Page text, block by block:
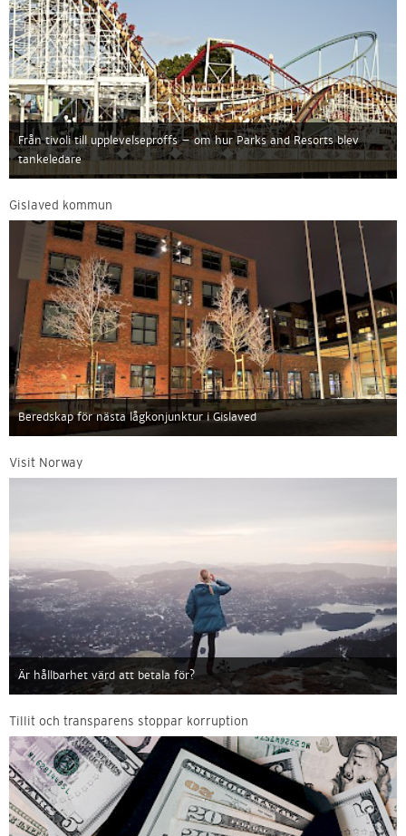
Från tivoli till upplevelseproffs – om hur Parks and Resorts blev
tankeledare
Gislaved kommun
Beredskap för nästa lågkonjunktur i Gislaved
Visit Norway
Är hållbarhet värd att betala för?
Tillit och transparens stoppar korruption